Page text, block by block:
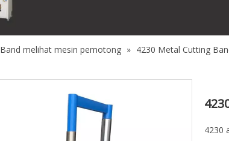
Band melihat mesin pemotong » 4230 Metal Cutting
4230